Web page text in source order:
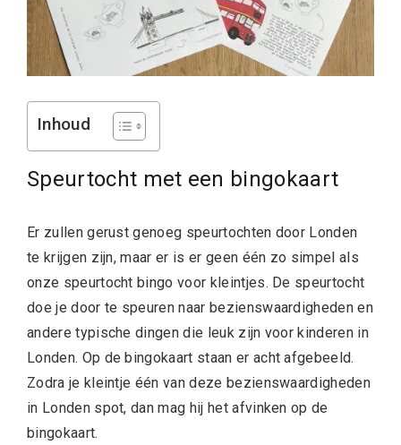
Inhoud
Speurtocht met een bingokaart
Er zullen gerust genoeg speurtochten door Londen
te krijgen zijn, maar er is er geen één zo simpel als
onze speurtocht bingo voor kleintjes. De speurtocht
doe je door te speuren naar bezienswaardigheden en
andere typische dingen die leuk zijn voor kinderen in
Londen. Op de bingokaart staan er acht afgebeeld.
Zodra je kleintje één van deze bezienswaardigheden
in Londen spot, dan mag hij het afvinken op de
bingokaart.